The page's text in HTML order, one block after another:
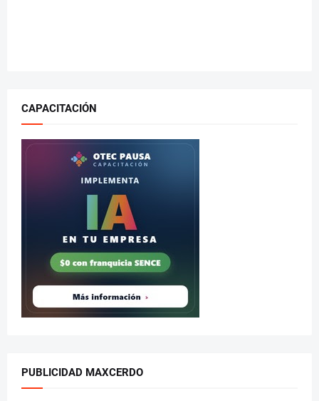
CAPACITACIÓN
PUBLICIDAD MAXCERDO